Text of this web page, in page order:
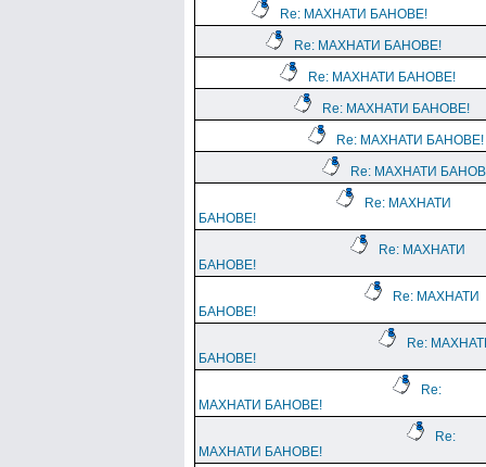
Re: МАХНАТИ БАНОВЕ!
Re: МАХНАТИ БАНОВЕ!
Re: МАХНАТИ БАНОВЕ!
Re: МАХНАТИ БАНОВЕ!
Re: МАХНАТИ БАНОВЕ!
Re: МАХНАТИ
Re: МАХНАТИ
БАНОВЕ!
Re: МАХНАТИ
БАНОВЕ!
Re: МАХНАТИ
БАНОВЕ!
Re:
БАНОВЕ!
Re:
МАХНАТИ БАНОВЕ!
Re:
МАХНАТИ БАНОВЕ!